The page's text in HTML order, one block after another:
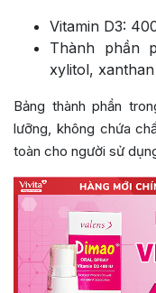
Vitamin D3:
Thành phần
xylitol,
Bảng thành phần
lưỡng, không chứa
toàn cho người sử